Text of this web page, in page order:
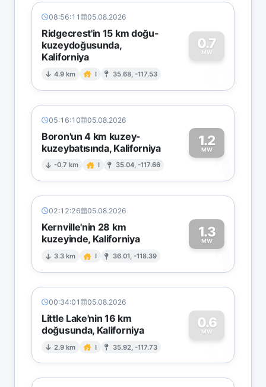
08:56:11 05.08.2026
Ridgecrest'in 15 km doğu-
kuzeydoğusunda,
Kaliforniya
4.9 km I 35.68, -117.53
0.7
MW
0
05:16:10 05.08.2026
Boron'un 4 km kuzey-
kuzeybatısında, Kaliforniya
-0.7 km I 35.04, -117.66
1.2
MW1
02:12:26 05.08.2026
Kernville'nin 28 km
kuzeyinde, Kaliforniya
3.3 km I 36.01, -118.39
1.3
MW1
00:34:01 05.08.2026
Little Lake'nin 16 km
doğusunda, Kaliforniya
2.9 km I 35.92, -117.73
0.6
MW
0